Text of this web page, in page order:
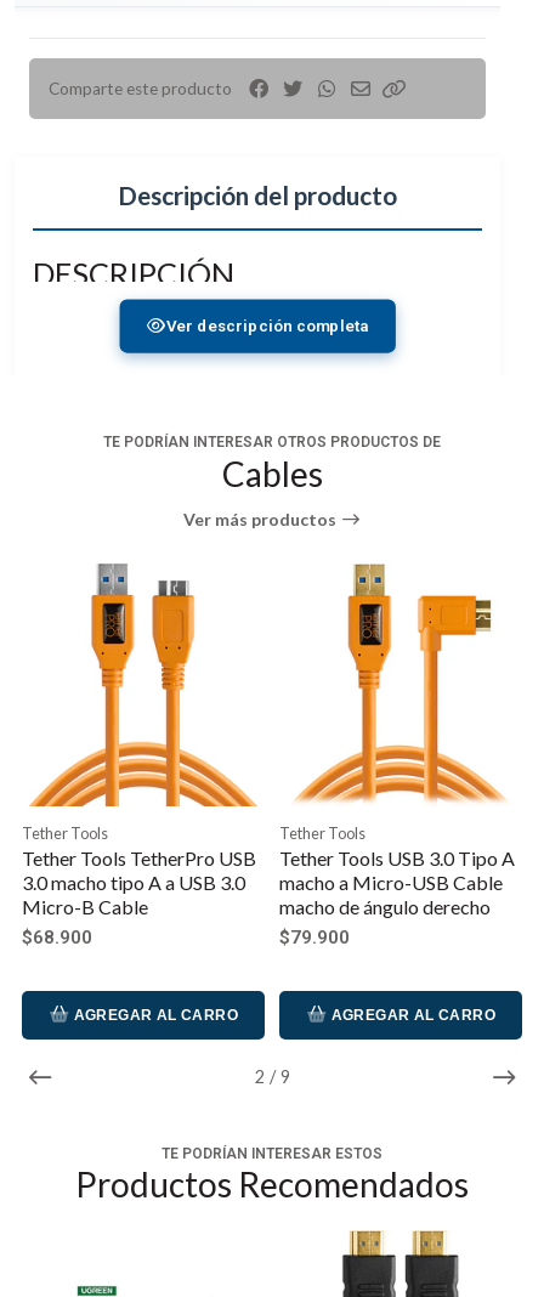
Comparte este producto
Descripción del producto
DESCRIPCIÓN
Muy Delgado y flexible
Diseñado para gimbals
Largo 55cm
SmallRig Ultra Slim 4K HDMI 2957 es un cable HDMI
para la plataforma de su cámara.
Es compatible con DSLR, monitores, transmisores y
receptores de video inalámbrico y otros
resolución de hasta 4K @ 60HZ y será compatible
con versiones anteriores.
El diseño ultradelgado con un diámetro exterior de
3.6 mm lo hace más delgado y suave que un cable
HDMI normal.
puertos adyacentes.
El agarre para cables incluida para la gestión de
cables ayudará a que su plataforma esté ordenada.
Ver descripción completa
TE PODRÍAN INTERESAR OTROS PRODUCTOS DE
Cables
Ver más productos
3 / 9
Tether Tools
Tether Tools TetherPro USB
3.0 macho tipo A a USB 3.0
Micro-B Cable
$68.900
AGREGAR AL CARRO
Tether Tools
Tether Tools USB 3.0 Tipo A
macho a Micro-USB Cable
macho de ángulo derecho
$79.900
AGREGAR AL CARRO
TE PODRÍAN INTERESAR ESTOS
Productos Recomendados